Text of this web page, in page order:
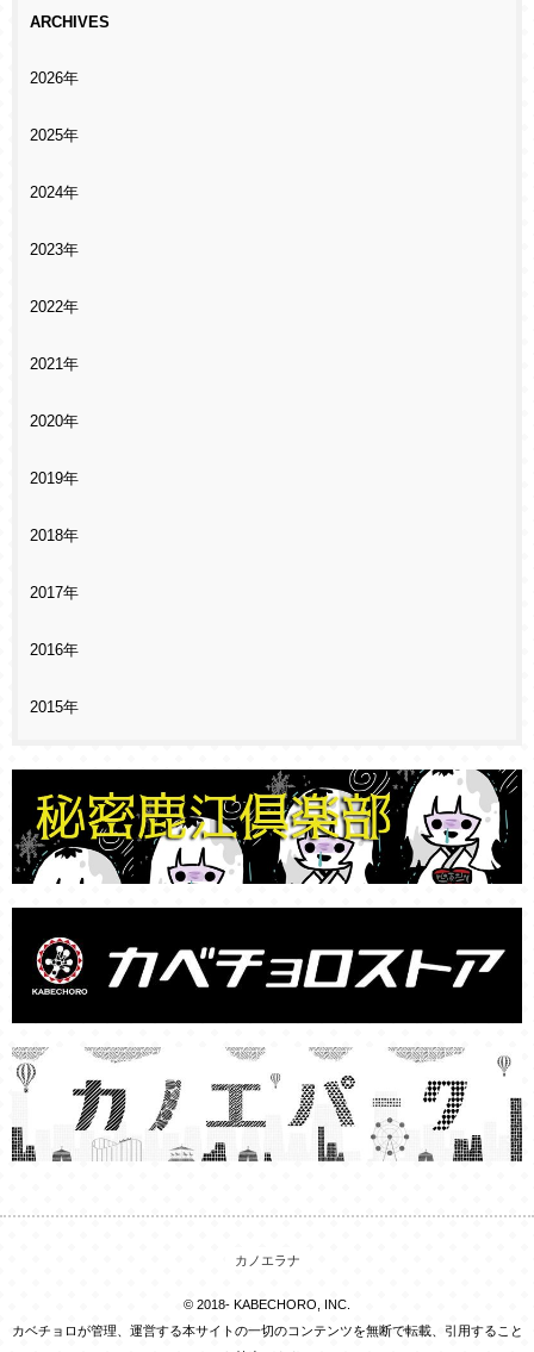
ARCHIVES
2026年
2025年
2024年
2023年
2022年
2021年
2020年
2019年
2018年
2017年
2016年
2015年
カノエラナ
© 2018- KABECHORO, INC.
カベチョロが管理、運営する本サイトの一切のコンテンツを無断で転載、引用すること